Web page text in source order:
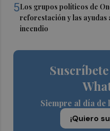
5Los grupos políticos de
reforestación y las ayudas
incendio
Siempre al día de
¡Quiero